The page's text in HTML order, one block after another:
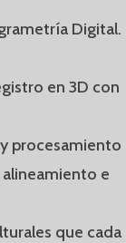
Digital.
en 3D con
procesamiento
alineamiento e
que cada